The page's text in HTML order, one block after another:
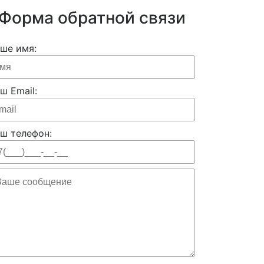
обратной связи
имя:
Email:
телефон: